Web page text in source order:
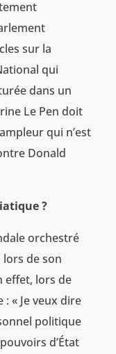
sur la
qui
dans un
Le Pen doit
qui n’est
Donald
?
orchestré
lors de son
effet, lors de
« Je veux dire
politique
d’État